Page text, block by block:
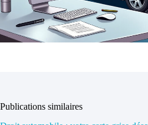
Publications similaires